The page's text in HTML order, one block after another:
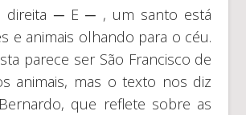
direita ─ E ─ , um santo está
e animais olhando para o céu.
parece ser São Francisco de
animais, mas o texto nos diz
que reflete sobre as